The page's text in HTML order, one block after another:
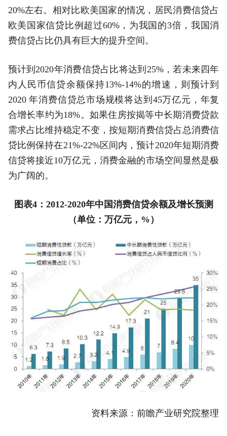
20%左右。相对比欧美国家的情况，居民消费信贷占
欧美国家信贷比例超过60%，为我国的3倍，我国消
费信贷占比仍具有巨大的提升空间。
预计到2020年消费信贷占比将达到25%，若未来四年
内人民币信贷余额保持13%-14%的增速，则预计到
2020 年消费信贷总市场规模将达到45万亿元，年复
合增长率约为18%。如果住房按揭等中长期消费贷款
需求占比维持稳定不变，按短期消费信贷占总消费信
贷比例保持在21%-22%区间内，预计2020年短期消费
信贷将接近10万亿元，消费金融的市场空间显然是极
为广阔的。
图表4：2012-2020年中国消费信贷余额及增长预测
（单位：万亿元，%）
资料来源：前瞻产业研究院整理